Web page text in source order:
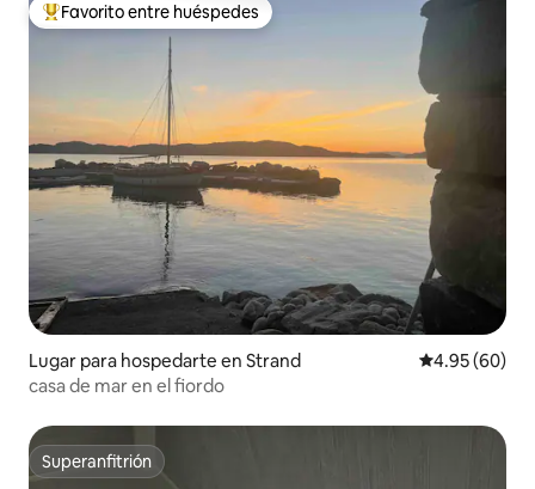
De los mejores en Favorito entre huéspedes
Favorito entre huéspedes
Lugar para hospedarte en Strand Calificación
4.95 (60)
casa de mar en el fiordo
Superanfitrión
Superanfitrión